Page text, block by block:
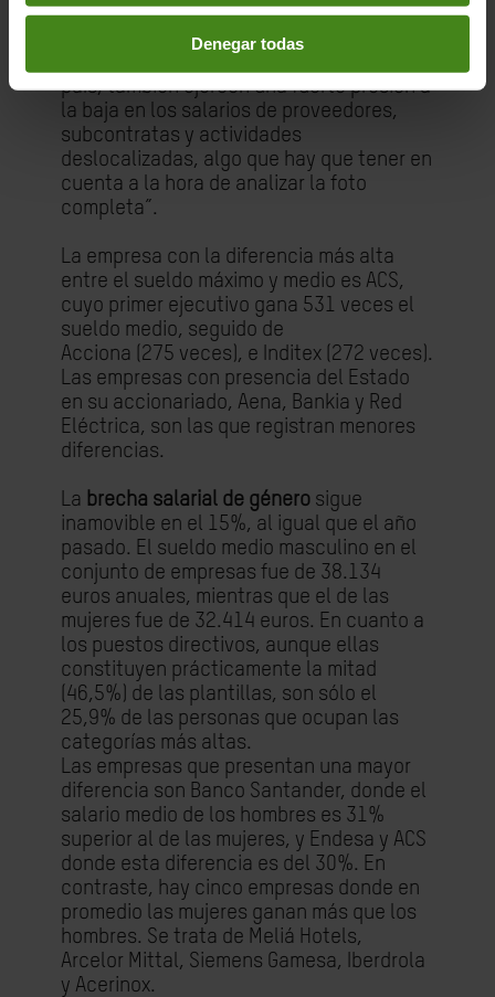
Denegar todas
“Además”, apunta Alba, “hay que señalar
que, aunque las empresas del Ibex tienen
país, también ejercen una fuerte presión a
la baja en los salarios de proveedores,
subcontratas y actividades
deslocalizadas, algo que hay que tener en
cuenta a la hora de analizar la foto
completa”.
La empresa con la diferencia más alta
entre el sueldo máximo y medio es ACS,
cuyo primer ejecutivo gana 531 veces el
sueldo medio, seguido de
Acciona (275 veces), e Inditex (272 veces).
Las empresas con presencia del Estado
en su accionariado, Aena, Bankia y Red
Eléctrica, son las que registran menores
diferencias.
La brecha salarial de género sigue
inamovible en el 15%, al igual que el año
pasado. El sueldo medio masculino en el
conjunto de empresas fue de 38.134
euros anuales, mientras que el de las
mujeres fue de 32.414 euros. En cuanto a
los puestos directivos, aunque ellas
constituyen prácticamente la mitad
(46,5%) de las plantillas, son sólo el
25,9% de las personas que ocupan las
categorías más altas.
Las empresas que presentan una mayor
diferencia son Banco Santander, donde el
salario medio de los hombres es 31%
superior al de las mujeres, y Endesa y ACS
donde esta diferencia es del 30%. En
contraste, hay cinco empresas donde en
promedio las mujeres ganan más que los
hombres. Se trata de Meliá Hotels,
Arcelor Mittal, Siemens Gamesa, Iberdrola
y Acerinox.